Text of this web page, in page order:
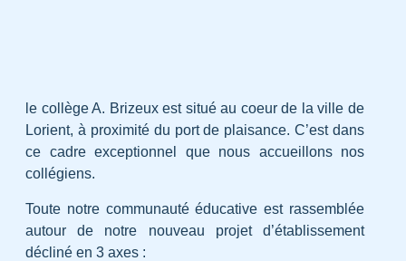
le collège A. Brizeux est situé au coeur de la ville de
Lorient, à proximité du port de plaisance. C’est dans
ce cadre exceptionnel que nous accueillons nos
collégiens.
Toute notre communauté éducative est rassemblée
autour de notre nouveau projet d’établissement
décliné en 3 axes :